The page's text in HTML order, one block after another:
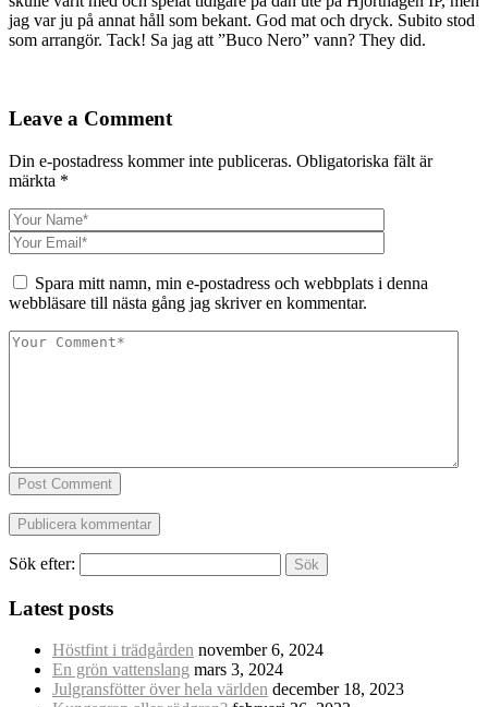
jag var ju på annat håll som bekant. God mat och dryck. Subito stod
som arrangör. Tack! Sa jag att ”Buco Nero” vann? They did.
Leave a Comment
Din e-postadress kommer inte publiceras. Obligatoriska fält är
märkta *
Spara mitt namn, min e-postadress och webbplats i denna
webbläsare till nästa gång jag skriver en kommentar.
Post Comment
Sök efter:
Latest posts
Höstfint i trädgården november 6, 2024
En grön vattenslang mars 3, 2024
Julgransfötter över hela världen december 18, 2023